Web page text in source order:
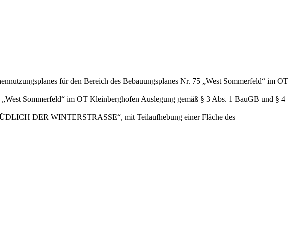
für den Bereich des Bebauungsplanes Nr. 75 „West Sommerfeld“ im OT
Sommerfeld“ im OT Kleinberghofen Auslegung gemäß § 3 Abs. 1 BauGB und § 4
DER WINTERSTRASSE“, mit Teilaufhebung einer Fläche des